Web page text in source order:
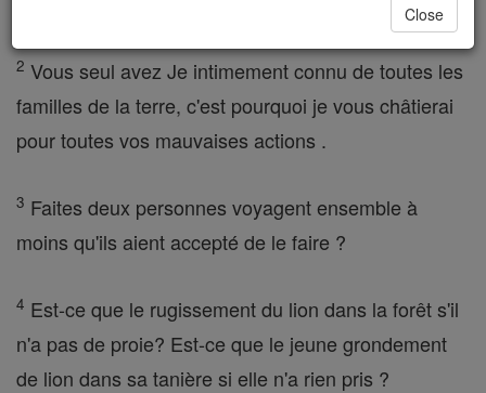
2 Vous seul avez Je intimement connu de toutes les
familles de la terre, c'est pourquoi je vous châtierai
pour toutes vos mauvaises actions .
3 Faites deux personnes voyagent ensemble à
moins qu'ils aient accepté de le faire ?
4 Est-ce que le rugissement du lion dans la forêt s'il
n'a pas de proie? Est-ce que le jeune grondement
de lion dans sa tanière si elle n'a rien pris ?
Close